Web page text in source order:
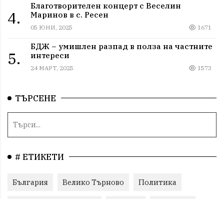
4.
Благотворителен концерт с Веселин
Маринов в с. Ресен
05 ЮНИ, 2025 1671
5.
БДЖ – умишлен разпад в полза на частните
интереси
24 МАРТ, 2025 1573
ТЪРСЕНЕ
# ЕТИКЕТИ
България Велико Търново Политика